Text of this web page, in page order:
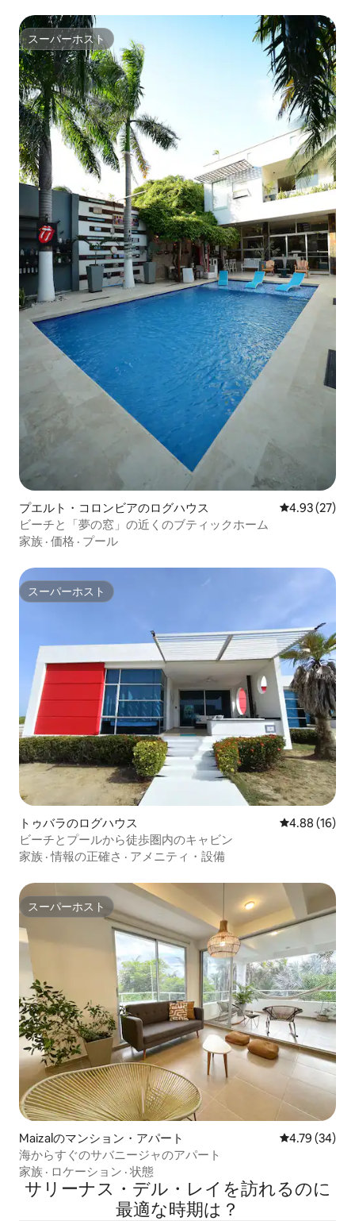
スーパーホスト
スーパーホスト
プエルト・コロンビアのログハウス レビュー27
4.93 (27)
ビーチと「夢の窓」の近くのブティックホーム
家族 · 価格 · プール
スーパーホスト
スーパーホスト
トゥバラのログハウス レビュー16
4.88 (16)
ビーチとプールから徒歩圏内のキャビン
家族 ·情報の正確さ · アメニティ・設備
スーパーホスト
スーパーホスト
Maizalのマンション・アパート レビュー34
4.79 (34)
海からすぐのサバニージャのアパート
家族 · ロケーション · 状態
サリーナス・デル・レイを訪⁠れ⁠るの⁠に
最⁠適⁠な時⁠期⁠は⁠？